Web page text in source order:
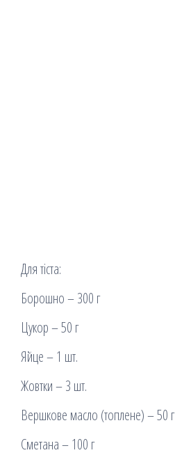
Для тіста:
Борошно – 300 г
Цукор – 50 г
Яйце – 1 шт.
Жовтки – 3 шт.
Вершкове масло (топлене) – 50 г
Сметана – 100 г